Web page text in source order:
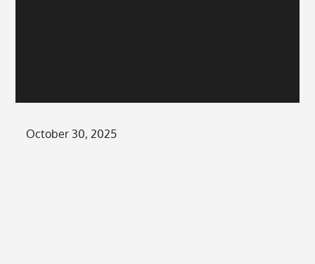
Posted
October 30, 2025